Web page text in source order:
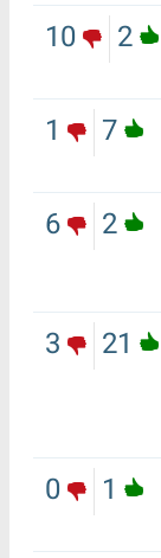
2
10
7
1
2
6
21
3
1
0